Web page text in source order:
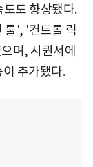
도 향상됐다.
툴', '컨트롤 릭
며, 시퀀서에
추가됐다.